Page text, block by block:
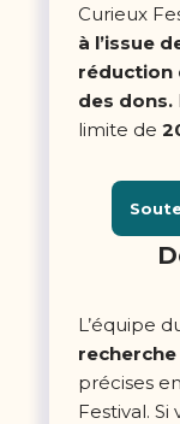
Curieux
à l’issue
réduction
des dons.
limite de
L’équipe
précises
Festival.